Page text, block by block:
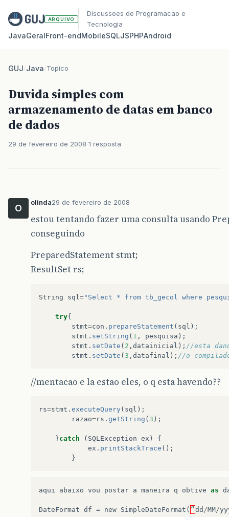
ARQUIVO
Discussoes de Programacao e
Tecnologia
JavaGeralFront‑endMobileSQLJSPHPAndroid
GUJ/Java/Topico
Duvida simples com
armazenamento de datas em banco
de dados
29 de fevereiro de 2008 1 resposta
O
olinda29 de fevereiro de 2008
estou tentando fazer uma consulta usando
conseguindo
PreparedStatement stmt;
ResultSet rs;
String sql ="Select * from tb_gecol where
try{
stmt=con . prepareStatement ( sql );
stmt . setString ( 1 , pesquisa );
stmt . setDate ( 2 , datainicial ); //esta
stmt . setDate ( 3 , datafinal ); //o
//mentacao e la estao eles, o q esta havendo??
rs=stmt . executeQuery ( sql );
razao=rs . getString ( 3 );
}catch ( SQLException ex )
{
ex . printStackTrace ();
}
aqui abaixo vou postar a maneira q obtive as
DateFormat df = new SimpleDateFormat ( “ dd /MM/